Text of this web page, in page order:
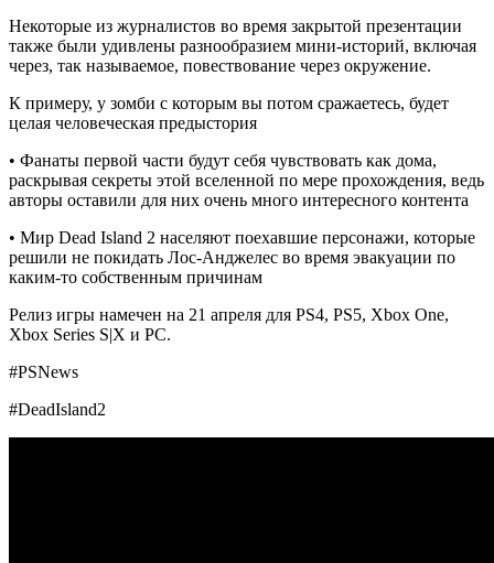
Некоторые из журналистов во время закрытой презентации
также были удивлены разнообразием мини-историй, включая
через, так называемое, повествование через окружение.
К примеру, у зомби с которым вы потом сражаетесь, будет
целая человеческая предыстория
• Фанаты первой части будут себя чувствовать как дома,
раскрывая секреты этой вселенной по мере прохождения, ведь
авторы оставили для них очень много интересного контента
• Мир Dead Island 2 населяют поехавшие персонажи, которые
решили не покидать Лос-Анджелес во время эвакуации по
каким-то собственным причинам
Релиз игры намечен на 21 апреля для PS4, PS5, Xbox One,
Xbox Series S|X и PC.
#PSNews
#DeadIsland2